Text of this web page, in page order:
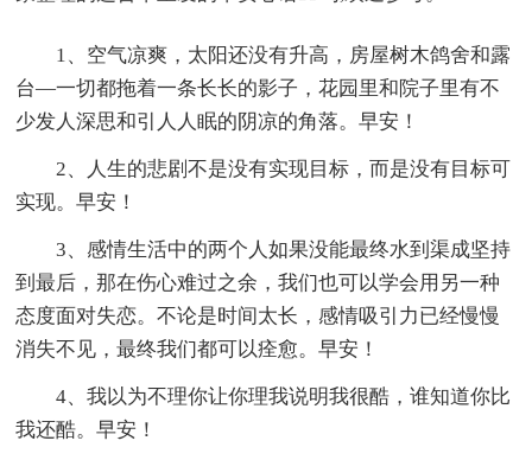
1、空气凉爽，太阳还没有升高，房屋树木鸽舍和露
台―一切都拖着一条长长的影子，花园里和院子里有不
少发人深思和引人人眠的阴凉的角落。早安！
2、人生的悲剧不是没有实现目标，而是没有目标可
实现。早安！
3、感情生活中的两个人如果没能最终水到渠成坚持
到最后，那在伤心难过之余，我们也可以学会用另一种
态度面对失恋。不论是时间太长，感情吸引力已经慢慢
消失不见，最终我们都可以痊愈。早安！
4、我以为不理你让你理我说明我很酷，谁知道你比
我还酷。早安！